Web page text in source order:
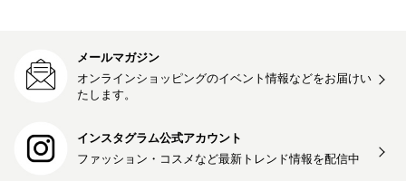
メールマガジン
オンラインショッピングのイベント情報などをお届けい
たします。
インスタグラム公式アカウント
ファッション・コスメなど最新トレンド情報を配信中